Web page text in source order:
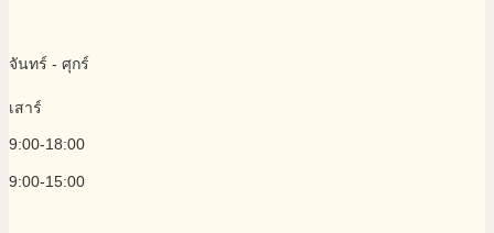
จันทร์ - ศุกร์
เสาร์
9:00-18:00
9:00-15:00